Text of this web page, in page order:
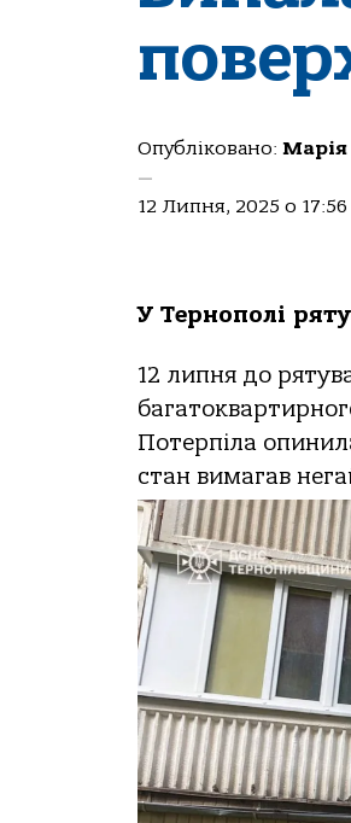
Опубліковано: Марія
—
12 Липня, 2025 о 17:56
У Тернополі
12 липня до
Потерпіла
стан вимагав